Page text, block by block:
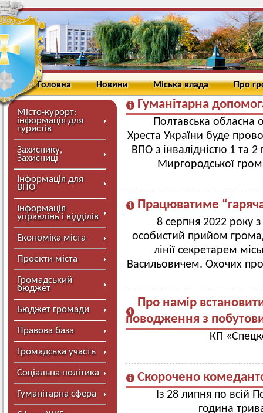
Головна Новини Міська влада Про
Місто-курорт:
інформація для
туристів
Захиснику,
Захисниці
Інформація для
ВПО
Інформація
управлінь і відділів
Економіка міста
Проєкти міста
Громадський
бюджет
Бюджет громади
Правова база
Громадська участь
Соціальна політика
Гуманітарна сфера
Гуманітарна
Полтавська обласна
Хреста України буде
ВПО з інвалідністю 1 та
Миргородської
Працюватиме
8 серпня 2022 року
особистий прийом
лінії секретарем
Васильовичем. Охочих
Про намір
поводження з
КП
Скорочено
Із 28 липня по всій
година